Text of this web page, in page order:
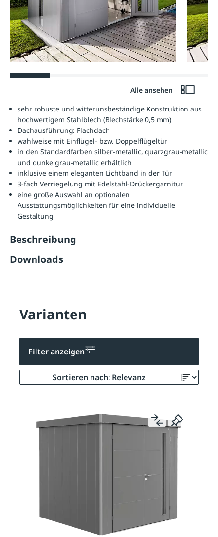
Alle ansehen
sehr robuste und witterunsbeständige Konstruktion aus
hochwertigem Stahlblech (Blechstärke 0,5 mm)
Dachausführung: Flachdach
wahlweise mit Einflügel- bzw. Doppelflügeltür
in den Standardfarben silber-metallic, quarzgrau-metallic
und dunkelgrau-metallic erhältlich
inklusive einem eleganten Lichtband in der Tür
3-fach Verriegelung mit Edelstahl-Drückergarnitur
eine große Auswahl an optionalen
Ausstattungsmöglichkeiten für eine individuelle
Gestaltung
Beschreibung
Downloads
Varianten
Filter anzeigen